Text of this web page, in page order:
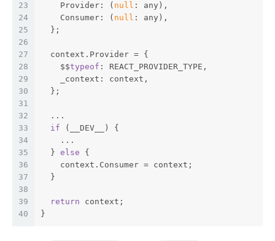
23
24
25
26
27
28
29
30
31
32
33
34
35
36
37
38
39
40
    Provider: (
null : any),
    Consumer: (
null : any),
  };
  context.Provider = {
    $$
typeof : REACT_PROVIDER_TYPE,
    _context: context,
  };
  ...
if (__DEV__) {
    ...
  }
else {
    context.Consumer = context;
  }
return context;
}